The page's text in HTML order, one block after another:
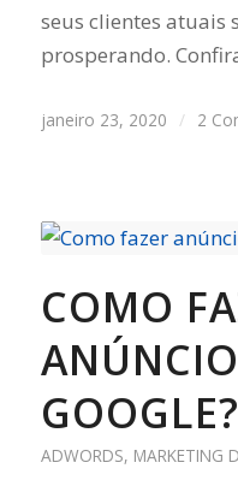
seus clientes atuais
prosperando.
janeiro 23, 2020 / 2
COMO
GOOGLE?
ADWORDS, MARKETING